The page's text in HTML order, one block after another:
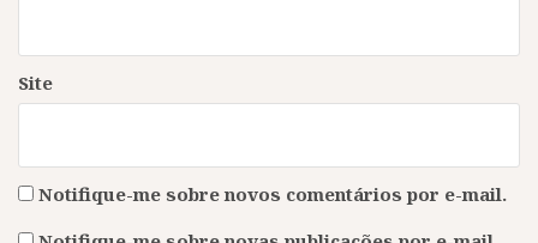
Site
Notifique-me sobre novos comentários por e-mail.